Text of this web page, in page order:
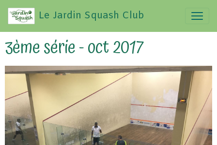
Le Jardin Squash Club
3ème série - oct 2017